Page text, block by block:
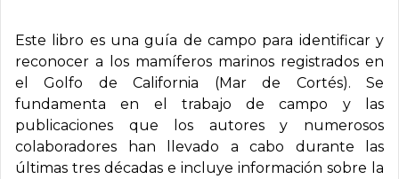
Este libro es una guía de campo para identificar y
reconocer a los mamíferos marinos registrados en
el Golfo de California (Mar de Cortés). Se
fundamenta en el trabajo de campo y las
publicaciones que los autores y numerosos
colaboradores han llevado a cabo durante las
últimas tres décadas e incluye información sobre la